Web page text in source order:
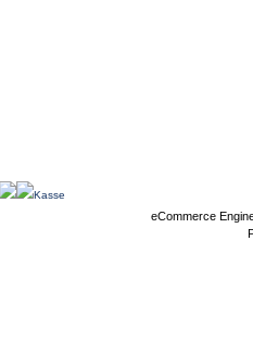
Kasse
eCommerce